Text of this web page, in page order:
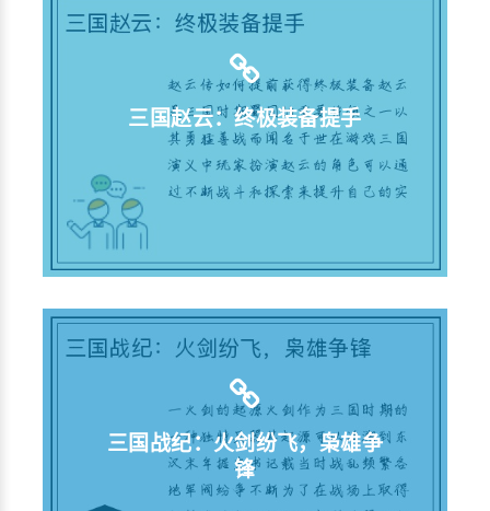
三国赵云：终极装备提手
三国战纪：火剑纷飞，枭雄争
锋